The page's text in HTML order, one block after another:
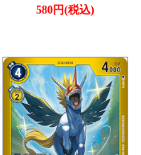
580円(税込)